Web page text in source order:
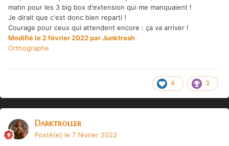
matin pour les 3 big box d'extension qui me manquaient !
Je dirait que c'est donc bien reparti !
Courage pour ceux qui attendent encore : ça va arriver !
Modifiéle 2 février 2022par Junktrash
Orthographe
4 3
Darktroller
Posté(e) le 7 février 2022